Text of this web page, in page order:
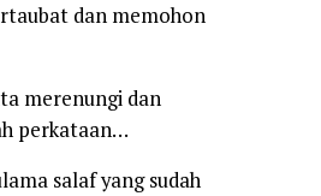
dan memohon
merenungi dan
perkataan…
salaf yang sudah